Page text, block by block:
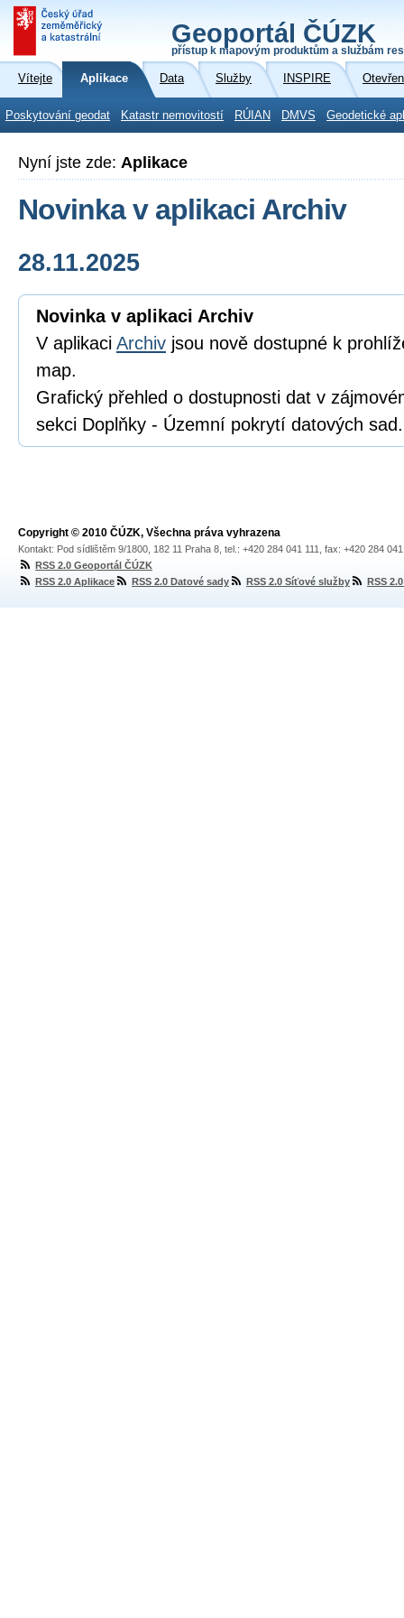
Geoportál ČÚZK
přístup k mapovým produktům a službám
Vítejte Aplikace Data Služby INSPIRE
Poskytování geodat Katastr nemovitostí RÚIAN DMVS Geodetické
Nyní jste zde: Aplikace
Novinka v aplikaci Archiv
28.11.2025
Novinka v aplikaci Archiv
V aplikaci Archiv jsou nově dostupné k
map.
Grafický přehled o dostupnosti dat v
sekci Doplňky - Územní pokrytí datových sad.
Copyright © 2010 ČÚZK, Všechna práva vyhrazena
Kontakt: Pod sídlištěm 9/1800, 182 11 Praha 8, tel.: +420 284 041 111, fax: +420 284
RSS 2.0 Geoportál ČÚZK
RSS 2.0 Aplikace
RSS 2.0 Datové sady RSS 2.0 Síťové služby RSS